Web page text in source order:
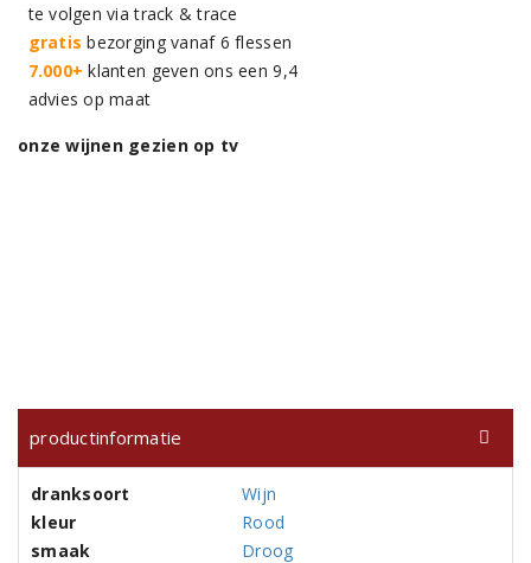
te volgen via track & trace
gratis bezorging vanaf 6 flessen
7.000+ klanten geven ons een 9,4
advies op maat
onze wijnen gezien op tv
productinformatie
dranksoort
Wijn
kleur
Rood
smaak
Droog